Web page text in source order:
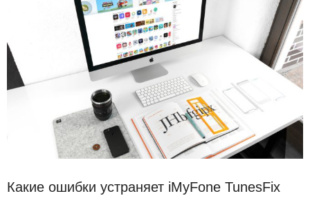
Какие ошибки устраняет iMyFone TunesFix